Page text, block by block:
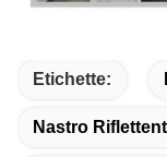
Etichette:
Nastro